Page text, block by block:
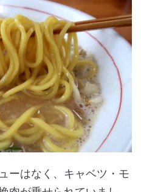
ーはなく、キャベツ・モ